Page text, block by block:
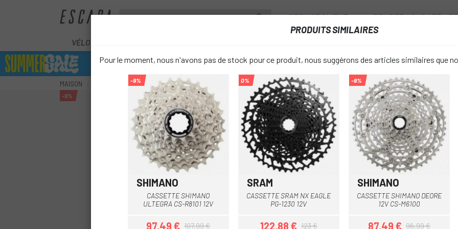
SERVICE CLIENT RENDEZ-VOUS
VÉLOS
MAISON COMPOSANTS TRANSMISSION CASSETTE SHIMANO CS-M7100 À 12 VITESSES
favorite_border
-9%
CASSETTE
M7100 À 12
105,49 €
DÉVELOPPEMENT:
PRODUITS SIMILAIRES
Pour le moment, nous n'avons pas de stock pour ce produit, nous suggérons des articles similaires que
-9%
SHIMANO
CASSETTE SHIMANO
ULTEGRA CS-R8101 12V
97,49 € 107,99 €
0%
SRAM
CASSETTE SRAM NX EAGLE
PG-1230 12V
122,88 € 123 €
-9%
SHIMANO
CASSETTE SHIMANO DEORE
12V CS-M6100
87,49 € 96,99 €